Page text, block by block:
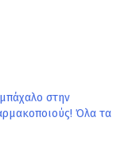
στην
Όλα τα